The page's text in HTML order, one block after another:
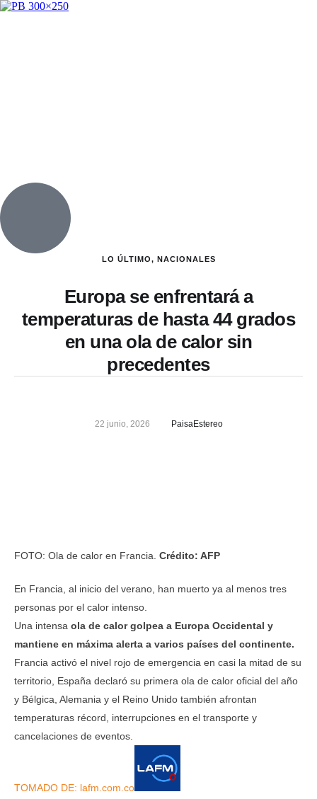
LO ÚLTIMO, NACIONALES
Europa se enfrentará a
temperaturas de hasta 44 grados
en una ola de calor sin
precedentes
22 junio, 2026 PaisaEstereo
FOTO: Ola de calor en Francia. Crédito: AFP
En Francia, al inicio del verano, han muerto ya al menos tres
personas por el calor intenso.
Una intensa ola de calor golpea a Europa Occidental y
mantiene en máxima alerta a varios países del continente.
Francia activó el nivel rojo de emergencia en casi la mitad de su
territorio, España declaró su primera ola de calor oficial del año
y Bélgica, Alemania y el Reino Unido también afrontan
temperaturas récord, interrupciones en el transporte y
cancelaciones de eventos.
TOMADO DE: lafm.com.co